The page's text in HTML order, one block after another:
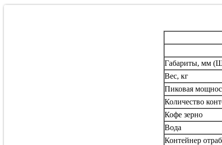
Габариты, мм
Вес, кг
Пиковая
Количество
Кофе зерно
Вода
Контейнер